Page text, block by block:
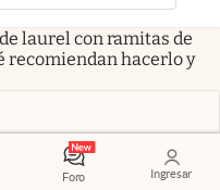
Foro Ingresar
laurel con ramitas de
recomiendan hacerlo y
a cuánto cotiza el oficial
8 de agosto